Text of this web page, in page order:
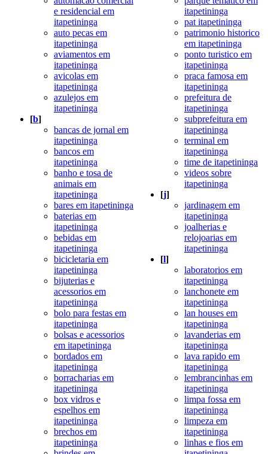
e residencial em
itapetininga
auto pecas em
itapetininga
aviamentos em
itapetininga
avicolas em
itapetininga
azulejos em
itapetininga
[b]
bancas de jornal em
itapetininga
bancos em
itapetininga
banho e tosa de
animais em
itapetininga
bares em itapetininga
baterias em
itapetininga
bebidas em
itapetininga
bicicletaria em
itapetininga
bijuterias e
acessorios em
itapetininga
bolo para festas em
itapetininga
bolsas e acessorios
em itapetininga
bordados em
itapetininga
borracharias em
itapetininga
box vidros e
espelhos em
itapetininga
brechos em
itapetininga
itapetininga
pat itapetininga
patrimonio historico
em itapetininga
ponto turistico em
itapetininga
praca famosa em
itapetininga
prefeitura de
itapetininga
subprefeitura em
itapetininga
terminal em
itapetininga
time de itapetininga
videos sobre
itapetininga
[j]
jardinagem em
itapetininga
joalherias e
relojoarias em
itapetininga
[l]
laboratorios em
itapetininga
lanchonete em
itapetininga
lan houses em
itapetininga
lavanderias em
itapetininga
lava rapido em
itapetininga
lembrancinhas em
itapetininga
limpa fossa em
itapetininga
limpeza em
itapetininga
linhas e fios em